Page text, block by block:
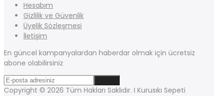
Hesabım
Gizlilik ve Güvenlik
Üyelik Sözleşmesi
İletişim
En güncel kampanyalardan haberdar olmak için ücretsiz
abone olabilirsiniz
Copyright © 2026 Tüm Hakları Saklıdır. I Kurusıkı Sepeti